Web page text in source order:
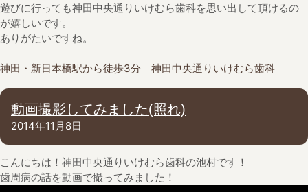
遊びに行っても神田中央通りいけむら歯科を思い出して頂けるの
が嬉しいです。
ありがたいですね。
神田・新日本橋駅から徒歩3分 神田中央通りいけむら歯科
動画撮影してみました(照れ)
2014年11月8日
こんにちは！神田中央通りいけむら歯科の池村です！
歯周病の話を動画で撮ってみました！